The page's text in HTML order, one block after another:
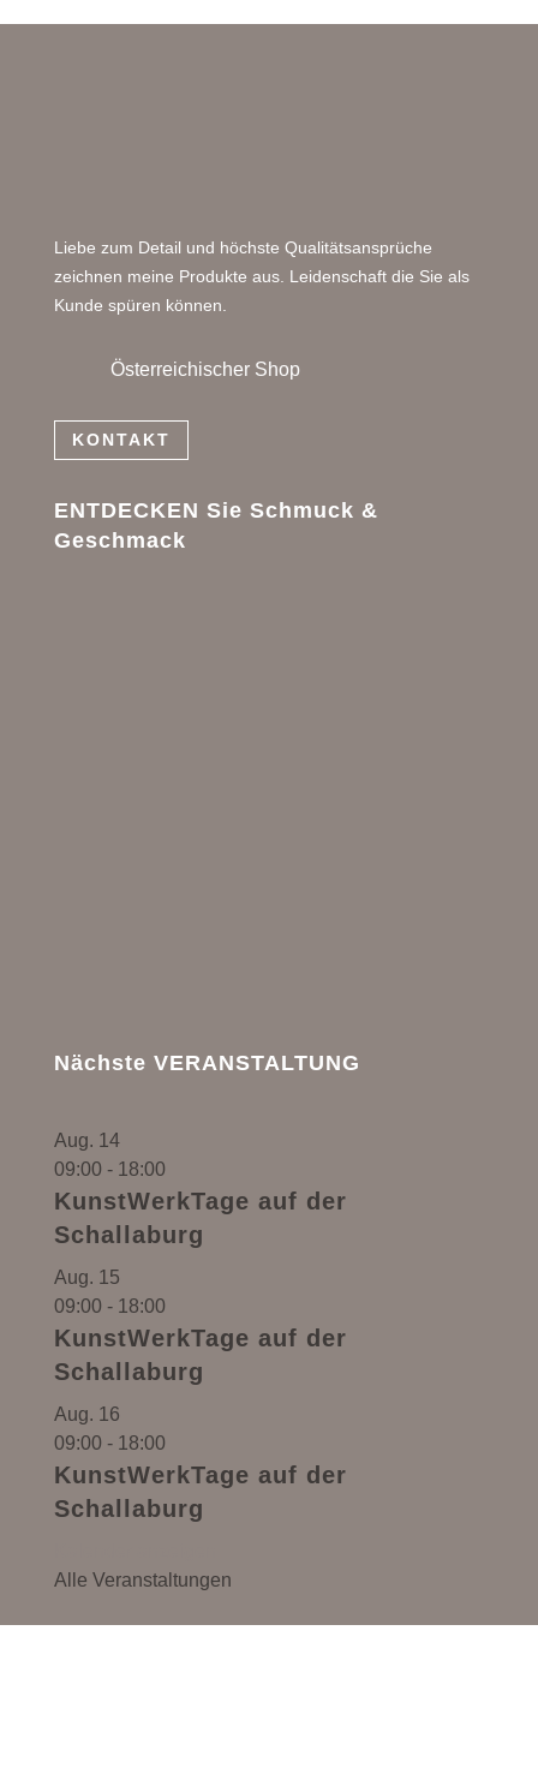
Liebe zum Detail und höchste Qualitätsansprüche
zeichnen meine Produkte aus. Leidenschaft die Sie als
Kunde spüren können.
Österreichischer Shop
KONTAKT
ENTDECKEN Sie Schmuck &
Geschmack
Nächste VERANSTALTUNG
Aug. 14
09:00 - 18:00
KunstWerkTage auf der
Schallaburg
Aug. 15
09:00 - 18:00
KunstWerkTage auf der
Schallaburg
Aug. 16
09:00 - 18:00
KunstWerkTage auf der
Schallaburg
Alle Veranstaltungen